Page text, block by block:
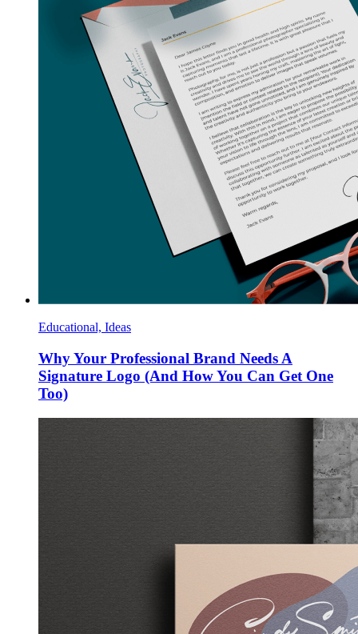
Educational, Ideas
Why Your Professional Brand Needs A
Signature Logo (And How You Can Get One
Too)